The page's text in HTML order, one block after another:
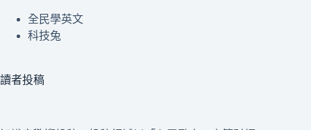
全民學英文
科技兔
讀者投稿